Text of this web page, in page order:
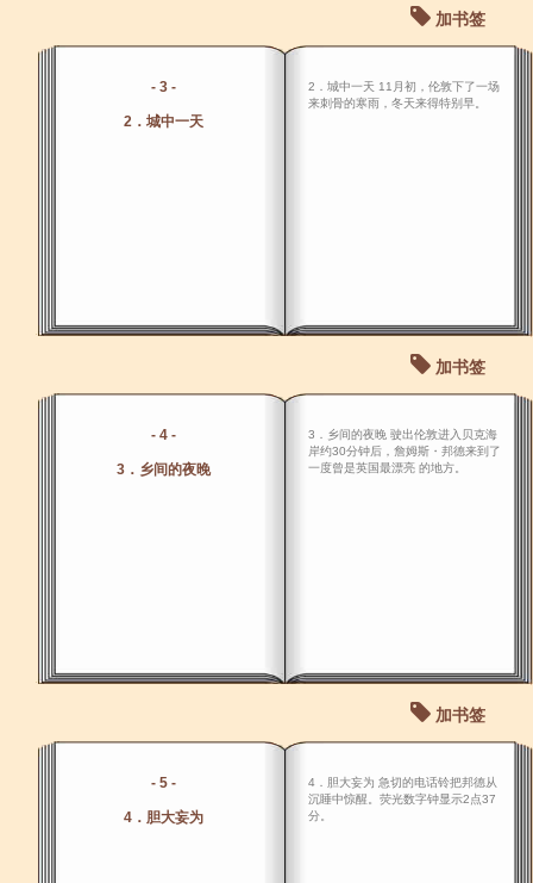
加书签
- 3 -
2．城中一天
2．城中一天 11月初，伦敦下了一场
来刺骨的寒雨，冬天来得特别早。
加书签
- 4 -
3．乡间的夜晚
3．乡间的夜晚 驶出伦敦进入贝克海
岸约30分钟后，詹姆斯・邦德来到了
一度曾是英国最漂亮 的地方。
加书签
- 5 -
4．胆大妄为
4．胆大妄为 急切的电话铃把邦德从
沉睡中惊醒。荧光数字钟显示2点37
分。